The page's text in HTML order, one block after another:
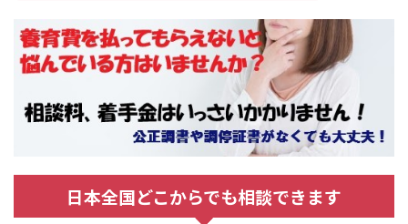
日本全国どこからでも相談できます